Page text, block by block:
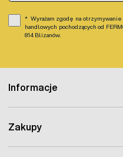
Informacje
Zakupy
Wyrażam zgodę na
handlowych pochodzących od
814 Blizanów.